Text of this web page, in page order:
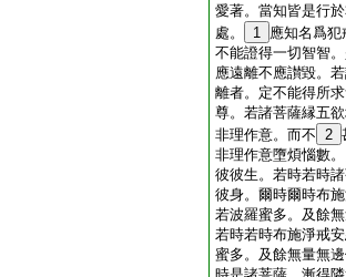
愛著。當知皆是行
處。
1 應知名爲
不能證得一切智智
應遠離不應讃毀。
離者。定不能得所
尊。若諸菩薩縁五
非理作意。而不 2
非理作意墮煩惱數
彼彼生。若時若時
彼身。爾時爾時布
若波羅蜜多。及餘
若時若時布施淨戒
蜜多。及餘無量無